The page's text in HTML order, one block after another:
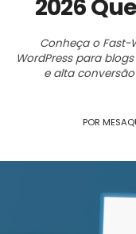
2026
Conheça o Fast-
WordPress para
e alta
POR